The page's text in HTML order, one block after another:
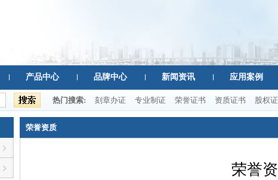
产品中心 品牌中心 新闻资讯 应用案例
热门搜索: 刻章办证 专业制证 荣誉证书 资质证书 股权
荣誉资质
荣誉